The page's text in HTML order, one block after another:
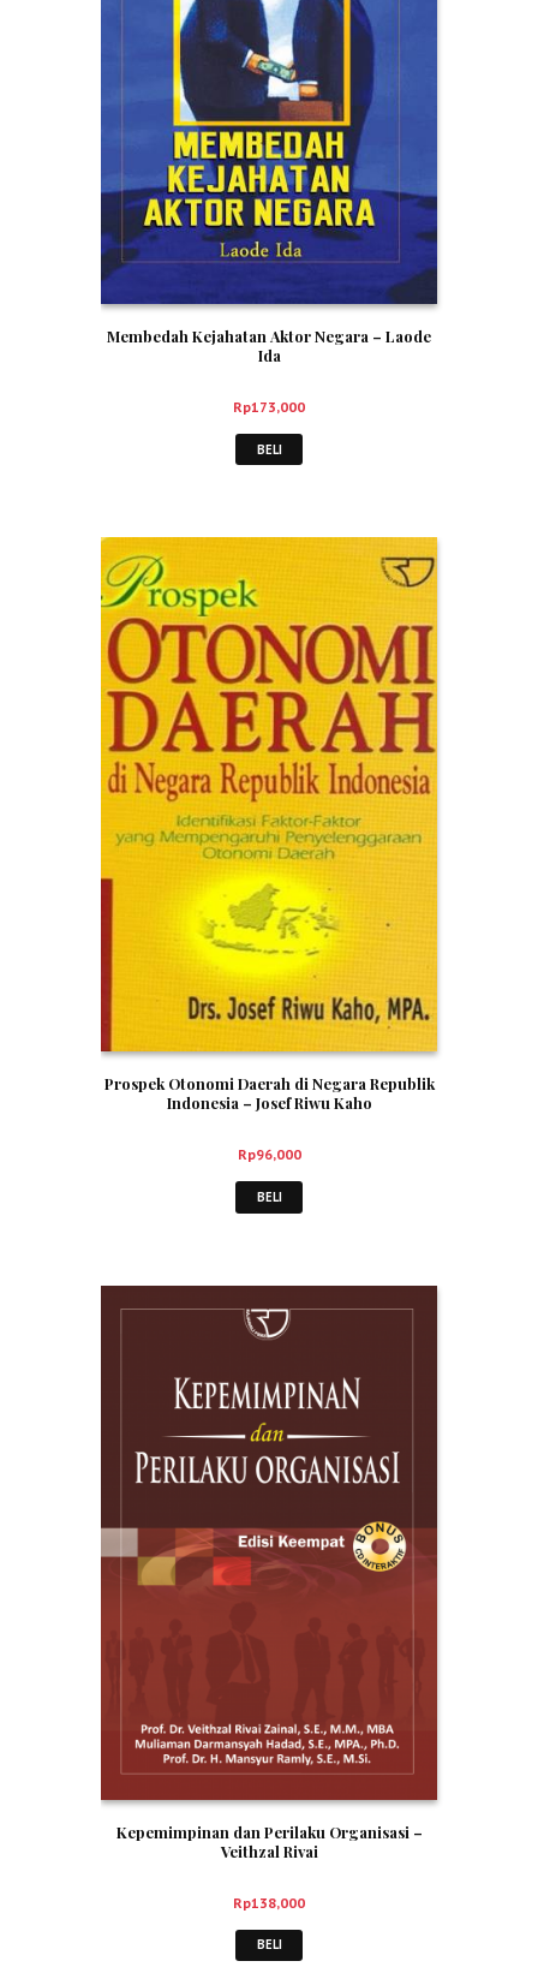
Membedah Kejahatan Aktor Negara – Laode
Ida
Rp173,000
BELI
Prospek Otonomi Daerah di Negara Republik
Indonesia – Josef Riwu Kaho
Rp96,000
BELI
Kepemimpinan dan Perilaku Organisasi –
Veithzal Rivai
Rp138,000
BELI